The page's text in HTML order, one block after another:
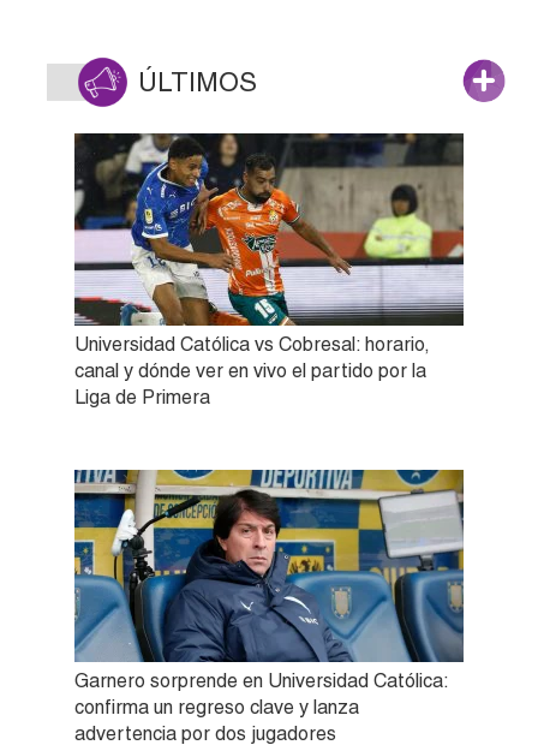
ÚLTIMOS
Universidad Católica vs Cobresal: horario,
canal y dónde ver en vivo el partido por la
Liga de Primera
Garnero sorprende en Universidad Católica:
confirma un regreso clave y lanza
advertencia por dos jugadores